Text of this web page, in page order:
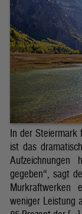
In der Steiermark
ist das
gegeben“, sagt
Murkraftwerken
weniger Leistung